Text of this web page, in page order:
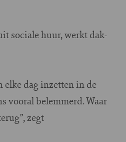
sociale huur, werkt dak-
elke dag inzetten in de
vooral belemmerd. Waar
zegt